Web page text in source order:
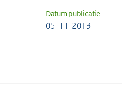
Datum publicatie
05-11-2013